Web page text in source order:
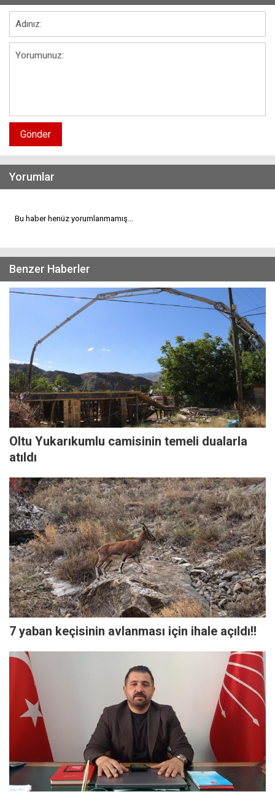
Gönder
Yorumlar
Bu haber henüz yorumlanmamış...
Benzer Haberler
Oltu Yukarıkumlu camisinin temeli dualarla
atıldı
7 yaban keçisinin avlanması için ihale açıldı!!